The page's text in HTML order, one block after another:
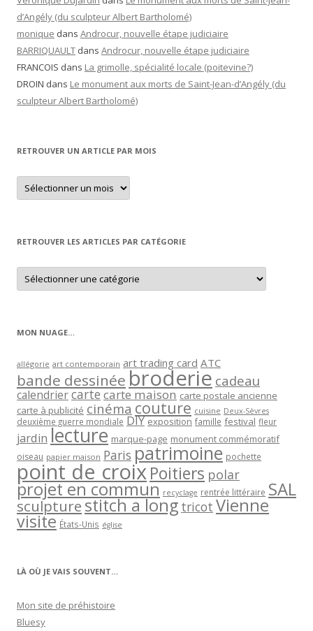
d’Angély (du sculpteur Albert Bartholomé)
monique dans Androcur, nouvelle étape judiciaire
BARRIQUAULT dans Androcur, nouvelle étape judiciaire
FRANCOIS dans La grimolle, spécialité locale (poitevine?)
DROIN dans Le monument aux morts de Saint-Jean-d’Angély (du
sculpteur Albert Bartholomé)
RETROUVER UN ARTICLE PAR MOIS
Retrouver
un
article
RETROUVER LES ARTICLES PAR CATÉGORIE
Retrouver
les
articles
MON NUAGE…
allégorie art contemporain art trading card ATC
bande dessinée broderie cadeau
calendriercartecarte maison carte postale ancienne
carte à publicité cinéma couture cuisine Deux-Sèvres
deuxième guerre mondiale DIY exposition famille festival fleur
jardin lecture marque-page monument commémoratif
oiseau papier maison Paris patrimoine pochette
point de croixPoitiers polar
projet en commun recyclage rentrée littéraire SAL
sculpturestitch a long tricot Vienne
visite États-Unis église
LÀ OÙ JE VAIS SOUVENT…
Mon site de préhistoire
Bluesy